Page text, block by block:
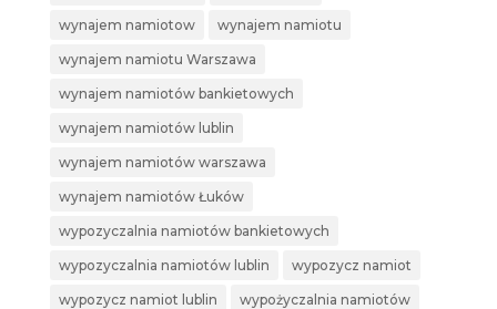
wynajem namiotow wynajem namiotu
wynajem namiotu Warszawa
wynajem namiotów bankietowych
wynajem namiotów lublin
wynajem namiotów warszawa
wynajem namiotów Łuków
wypozyczalnia namiotów bankietowych
wypozyczalnia namiotów lublin wypozycz namiot
wypozycz namiot lublin wypożyczalnia namiotów